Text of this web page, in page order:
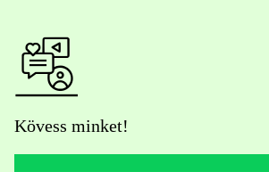
Kövess minket!